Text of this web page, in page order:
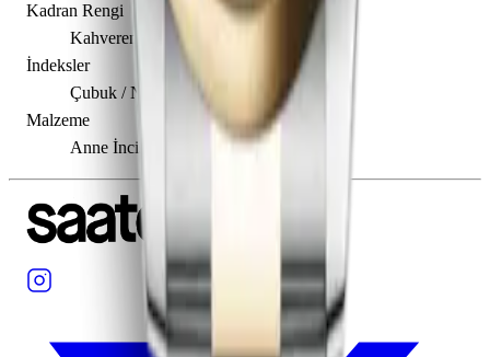
Kadran Rengi
Kahverengi
İndeksler
Çubuk / Nokta
Malzeme
Anne İncisi